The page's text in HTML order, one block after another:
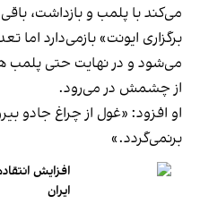
می‌کند با پلمب و بازداشت، باقی
برگزاری ایونت» بازمی‌دارد اما
می‌شود و در نهایت حتی پلمب
از چشمش در می‌رود.
او افزود: «غول از چراغ جادو
برنمی‎‌گردد.»
افزایش
ایران